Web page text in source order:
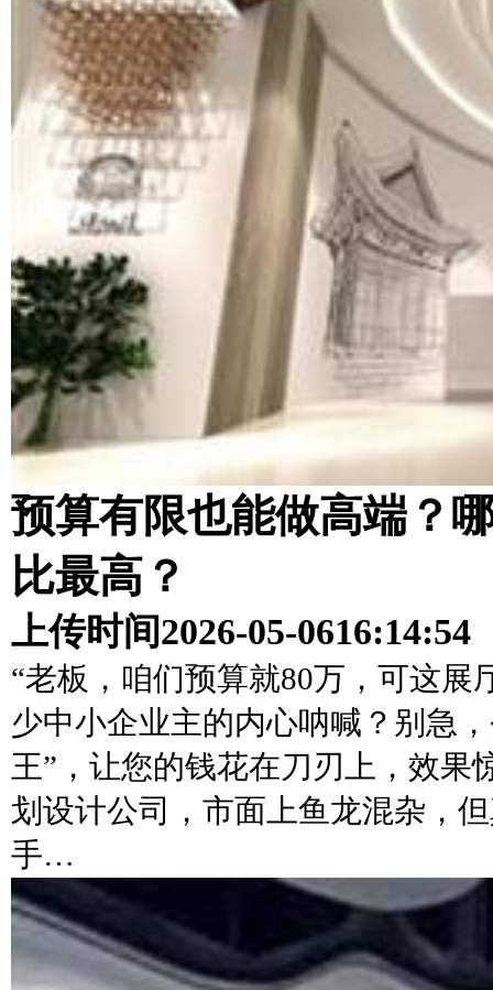
预算有限也能做高端？
比最高？
上传时间2026-05-0616:14:54
“老板，咱们预算就80万，可这
少中小企业主的内心呐喊？别急
王”，让您的钱花在刀刃上，效果
划设计公司，市面上鱼龙混杂，
手…